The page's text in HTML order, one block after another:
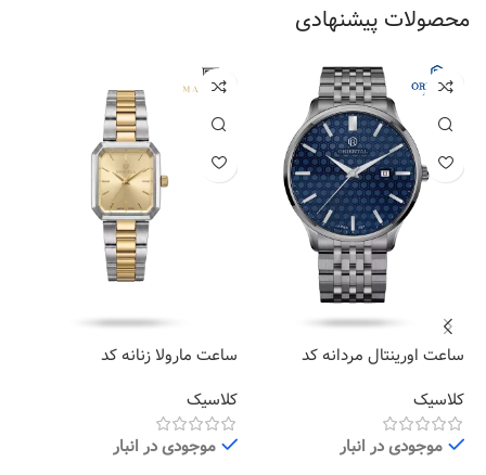
محصولات پیشنهادی
ساعت اورینتال مردانه کد
کلاسیک
موجودی در انبار
ساعت مارولا زنانه کد
کلاسیک
موجودی در انبار